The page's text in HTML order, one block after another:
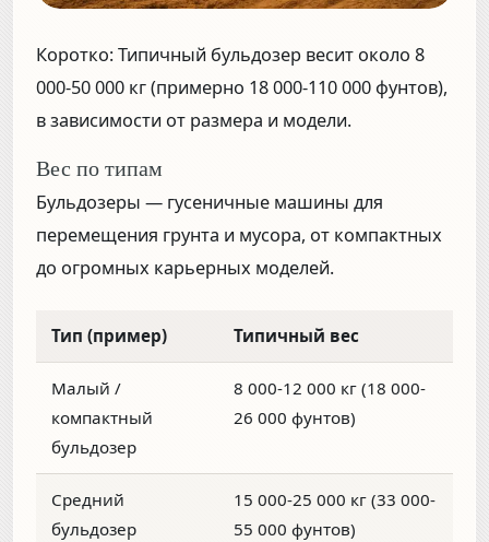
Коротко:Типичный бульдозер весит около 8
000-50 000 кг (примерно 18 000-110 000 фунтов),
в зависимости от размера и модели.
Вес по типам
Бульдозеры — гусеничные машины для
перемещения грунта и мусора, от компактных
до огромных карьерных моделей.
Тип (пример) Типичный вес
Малый /
компактный
бульдозер
8 000-12 000 кг (18 000-
26 000 фунтов)
Средний
бульдозер
15 000-25 000 кг (33 000-
55 000 фунтов)